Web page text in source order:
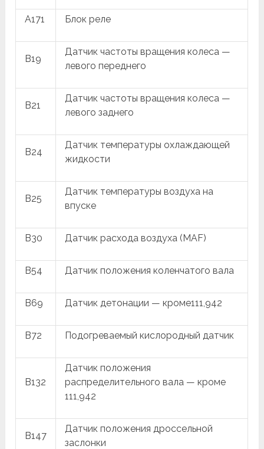
A171 Блок реле
B19
Датчик частоты вращения колеса —
левого переднего
B21
Датчик частоты вращения колеса —
левого заднего
B24
Датчик температуры охлаждающей
жидкости
B25
Датчик температуры воздуха на
впуске
B30 Датчик расхода воздуха (MAF)
B54 Датчик положения коленчатого вала
B69 Датчик детонации — кроме111,942
B72 Подогреваемый кислородный датчик
B132
Датчик положения
распределительного вала — кроме
111,942
B147
Датчик положения дроссельной
заслонки